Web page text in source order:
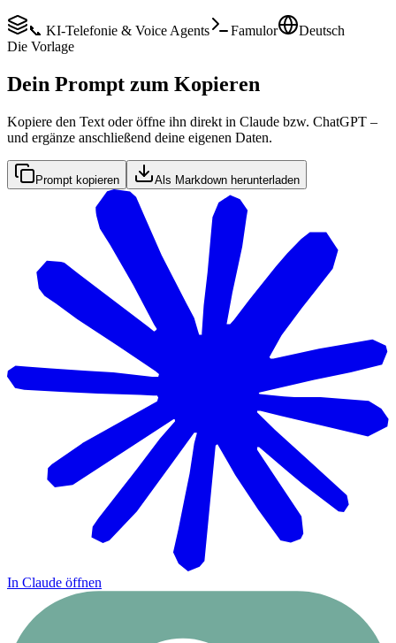
📞 KI-Telefonie & Voice Agents Famulor
Deutsch
Die Vorlage
Dein Prompt zum Kopieren
Kopiere den Text oder öffne ihn direkt in Claude bzw. ChatGPT –
und ergänze anschließend deine eigenen Daten.
Prompt kopieren Als Markdown herunterladen
In Claude öffnen